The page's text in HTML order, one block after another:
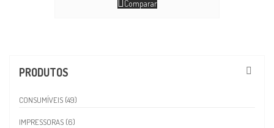
Comparar
PRODUTOS
CONSUMÍVEIS (49)
IMPRESSORAS (6)